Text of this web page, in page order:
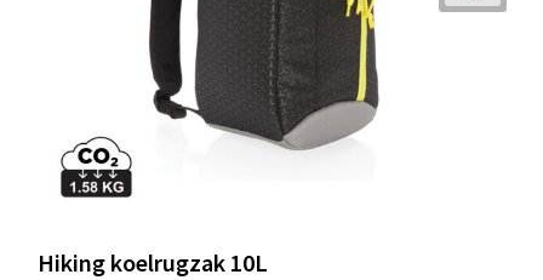
Hiking koelrugzak 10L